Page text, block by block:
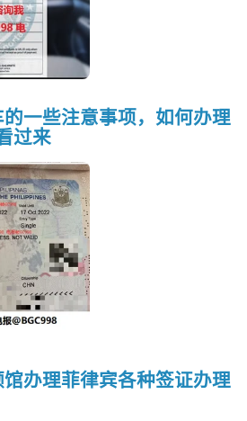
一些注意事项，如何办理
过来
办理菲律宾各种签证办理